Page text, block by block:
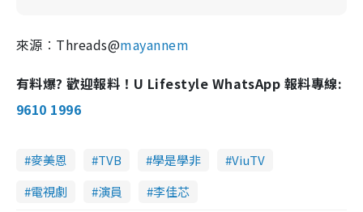
來源︰Threads@mayannem
有料爆? 歡迎報料！U Lifestyle WhatsApp 報料專線:
9610 1996
麥美恩 TVB 學是學非
ViuTV
電視劇
演員 李佳芯